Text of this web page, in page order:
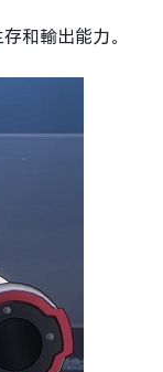
和輸出能力。